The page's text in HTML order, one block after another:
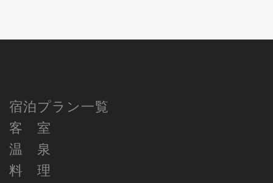
宿泊プラン一覧
客 室
温 泉
料 理